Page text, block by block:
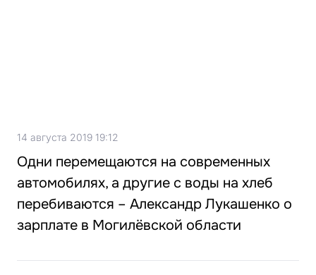
14 августа 2019 19:12
Одни перемещаются на современных
автомобилях, а другие с воды на хлеб
перебиваются – Александр Лукашенко о
зарплате в Могилёвской области